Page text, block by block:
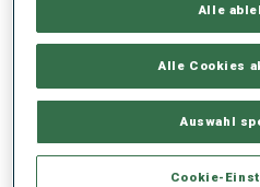
Alle
Alle Cookies
Auswahl
Cookie-